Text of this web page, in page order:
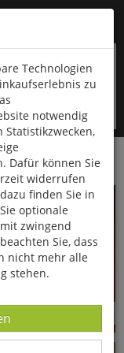
& Tinkturen
Technologien
zu
notwendig
Dafür können Sie
widerrufen
finden Sie in
optionale
zwingend
Sie, dass
nicht mehr alle
stehen.